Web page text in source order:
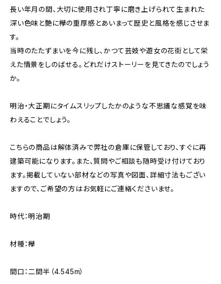
長い年月の間、大切に使用され丁寧に磨き上げられて生まれた
深い色味と艶に欅の重厚感とあいまって歴史と風格を感じさせま
す。
当時のたたずまいを今に残し、かつて芸妓や遊女の花街として栄
えた情景をしのばせる。どれだけストーリーを見てきたのでしょう
か。
明治・大正期にタイムスリップしたかのような不思議な感覚を味
わえることでしょう。
こちらの商品は解体済みで弊社の倉庫に保管しており、すぐに再
建築可能になります。また、質問やご相談も随時受け付けており
ます。掲載していない部材などの写真や図面、詳細寸法もござい
ますので、ご希望の方はお気軽にご連絡くださいませ。
時代：明治期
材種：欅
間口：二間半（4.545m）